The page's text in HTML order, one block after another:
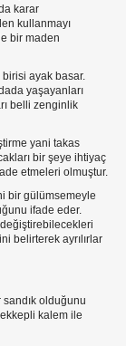
karar
kullanmayı
bir maden
birisi ayak basar.
yaşayanları
belli zenginlik
yani takas
bir şeye ihtiyaç
etmeleri olmuştur.
bir gülümsemeyle
ifade eder.
belirterek ayrılırlar
sandık olduğunu
kalem ile